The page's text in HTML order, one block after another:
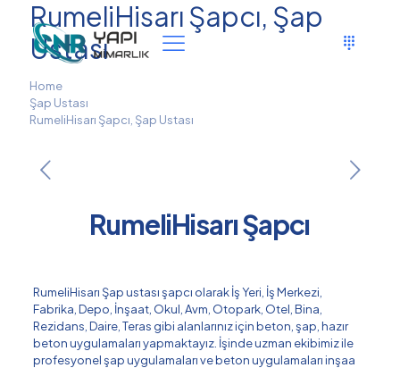
RumeliHisarı Şapcı, Şap
Ustası
Home
Şap Ustası
RumeliHisarı Şapcı, Şap Ustası
RumeliHisarı Şapcı
RumeliHisarı Şap ustası şapcı olarak İş Yeri, İş Merkezi,
Fabrika, Depo, İnşaat, Okul, Avm, Otopark, Otel, Bina,
Rezidans, Daire, Teras gibi alanlarınız için beton, şap, hazır
beton uygulamaları yapmaktayız. İşinde uzman ekibimiz ile
profesyonel şap uygulamaları ve beton uygulamaları inşaa